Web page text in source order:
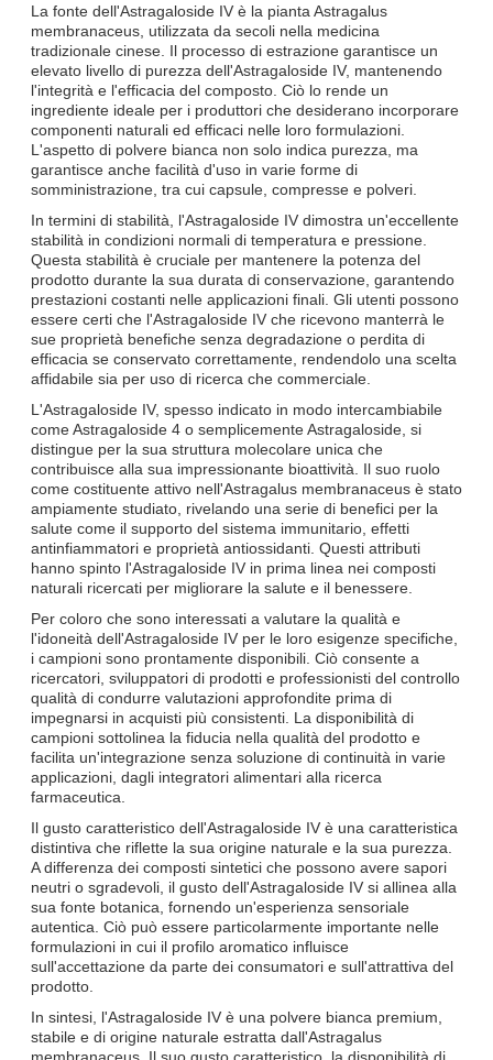
La fonte dell'Astragaloside IV è la pianta Astragalus
membranaceus, utilizzata da secoli nella medicina
tradizionale cinese. Il processo di estrazione garantisce un
elevato livello di purezza dell'Astragaloside IV, mantenendo
l'integrità e l'efficacia del composto. Ciò lo rende un
ingrediente ideale per i produttori che desiderano incorporare
componenti naturali ed efficaci nelle loro formulazioni.
L'aspetto di polvere bianca non solo indica purezza, ma
garantisce anche facilità d'uso in varie forme di
somministrazione, tra cui capsule, compresse e polveri.
In termini di stabilità, l'Astragaloside IV dimostra un'eccellente
stabilità in condizioni normali di temperatura e pressione.
Questa stabilità è cruciale per mantenere la potenza del
prodotto durante la sua durata di conservazione, garantendo
prestazioni costanti nelle applicazioni finali. Gli utenti possono
essere certi che l'Astragaloside IV che ricevono manterrà le
sue proprietà benefiche senza degradazione o perdita di
efficacia se conservato correttamente, rendendolo una scelta
affidabile sia per uso di ricerca che commerciale.
L'Astragaloside IV, spesso indicato in modo intercambiabile
come Astragaloside 4 o semplicemente Astragaloside, si
distingue per la sua struttura molecolare unica che
contribuisce alla sua impressionante bioattività. Il suo ruolo
come costituente attivo nell'Astragalus membranaceus è stato
ampiamente studiato, rivelando una serie di benefici per la
salute come il supporto del sistema immunitario, effetti
antinfiammatori e proprietà antiossidanti. Questi attributi
hanno spinto l'Astragaloside IV in prima linea nei composti
naturali ricercati per migliorare la salute e il benessere.
Per coloro che sono interessati a valutare la qualità e
l'idoneità dell'Astragaloside IV per le loro esigenze specifiche,
i campioni sono prontamente disponibili. Ciò consente a
ricercatori, sviluppatori di prodotti e professionisti del controllo
qualità di condurre valutazioni approfondite prima di
impegnarsi in acquisti più consistenti. La disponibilità di
campioni sottolinea la fiducia nella qualità del prodotto e
facilita un'integrazione senza soluzione di continuità in varie
applicazioni, dagli integratori alimentari alla ricerca
farmaceutica.
Il gusto caratteristico dell'Astragaloside IV è una caratteristica
distintiva che riflette la sua origine naturale e la sua purezza.
A differenza dei composti sintetici che possono avere sapori
neutri o sgradevoli, il gusto dell'Astragaloside IV si allinea alla
sua fonte botanica, fornendo un'esperienza sensoriale
autentica. Ciò può essere particolarmente importante nelle
formulazioni in cui il profilo aromatico influisce
sull'accettazione da parte dei consumatori e sull'attrattiva del
prodotto.
In sintesi, l'Astragaloside IV è una polvere bianca premium,
stabile e di origine naturale estratta dall'Astragalus